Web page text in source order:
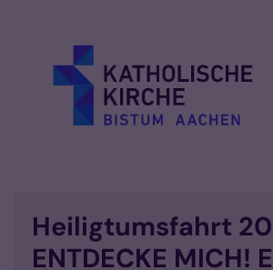
Heiligtumsfahrt
ENTDECKE MICH!